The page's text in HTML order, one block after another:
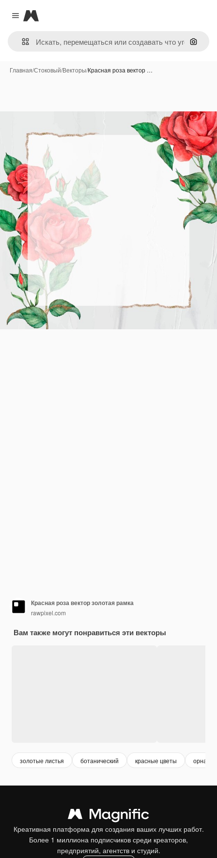
Close menu
Magnific
Поиск
Главная/Стоковый/Векторы/Красная роза вектор …
Красная роза вектор золотая рамка
rawpixel.com
Вам также могут понравиться эти векторы
золотые листья ботанический красные цветы
Креативная платформа для создания ваших лучших работ.
Более 1 миллиона подписчиков среди креаторов,
предприятий, агентств и студий.